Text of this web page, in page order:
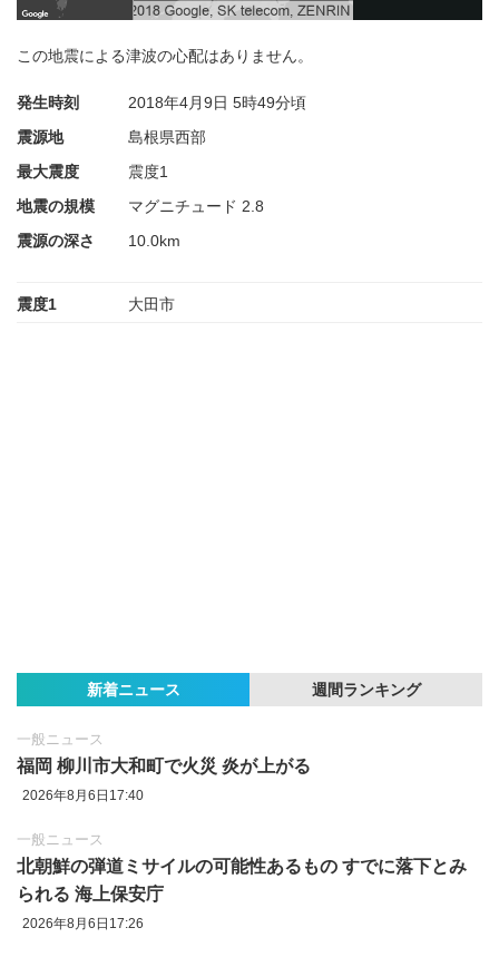
この地震による津波の心配はありません。
発生時刻 2018年4月9日 5時49分頃
震源地
島根県西部
最大震度
震度1
地震の規模
マグニチュード 2.8
震源の深さ
10.0km
震度1 大田市
新着ニュース 週間ランキング
一般ニュース
福岡 柳川市大和町で火災 炎が上がる
2026年8月6日17:40
一般ニュース
北朝鮮の弾道ミサイルの可能性あるもの すでに落下とみ
られる 海上保安庁
2026年8月6日17:26